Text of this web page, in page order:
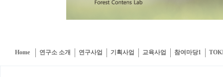
Home 연구소 소개 연구사업 기획사업 교육사업 참여마당1